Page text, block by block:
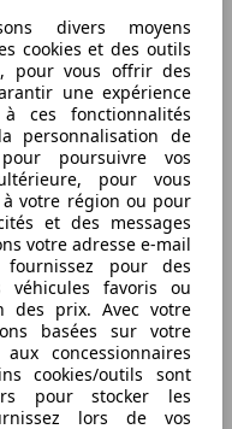
divers moyens
cookies et des outils
pour vous offrir des
une expérience
ces fonctionnalités
personnalisation de
poursuivre vos
pour vous
votre région ou pour
et des messages
votre adresse e-mail
pour des
véhicules favoris ou
des prix. Avec votre
basées sur votre
concessionnaires
cookies/outils sont
pour stocker les
lors de vos
un remplacement
une intervention
experts disposent
le pneu, inspecter
la réparation ou le
garantie sur la
d’esprit.
après
de vérifier l’usure
des roues. Une
d’alignement
de la réparation.
uniforme de la